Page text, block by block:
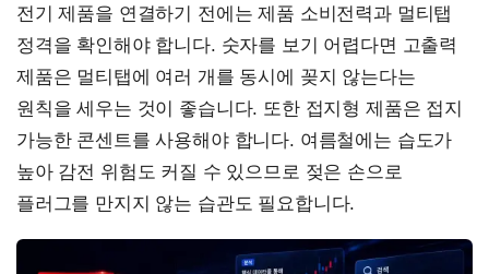
전기 제품을 연결하기 전에는 제품 소비전력과 멀티탭
정격을 확인해야 합니다. 숫자를 보기 어렵다면 고출력
제품은 멀티탭에 여러 개를 동시에 꽂지 않는다는
원칙을 세우는 것이 좋습니다. 또한 접지형 제품은 접지
가능한 콘센트를 사용해야 합니다. 여름철에는 습도가
높아 감전 위험도 커질 수 있으므로 젖은 손으로
플러그를 만지지 않는 습관도 필요합니다.